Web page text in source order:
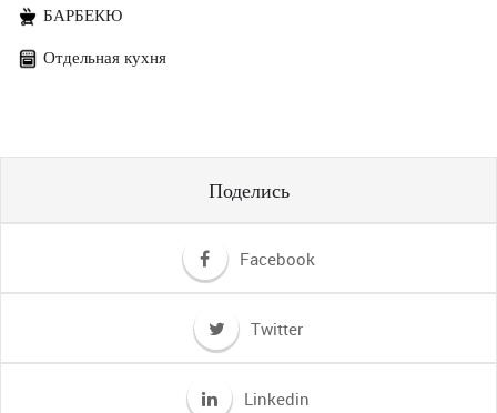
БАРБЕКЮ
Отдельная кухня
Поделись
Facebook
Twitter
Linkedin